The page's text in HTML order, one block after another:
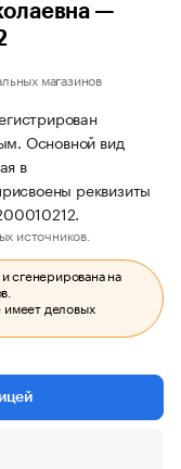
—
магазинов
Основной вид
в
реквизиты
источников.
сгенерирована на
имеет деловых